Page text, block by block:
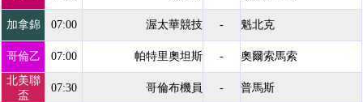
加拿錦 07:00 渥太華競技 - 魁北克
哥倫乙 07:00 帕特里奧坦斯 -
奧爾索馬索
北美聯
盃
07:30 哥倫布機員 -
普馬斯